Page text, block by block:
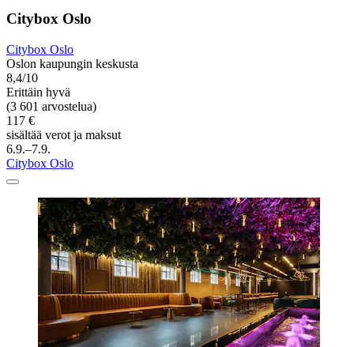
Citybox Oslo
Citybox Oslo
Oslon kaupungin keskusta
8,4/10
Erittäin hyvä
(3 601 arvostelua)
117 €
sisältää verot ja maksut
6.9.–7.9.
Citybox Oslo